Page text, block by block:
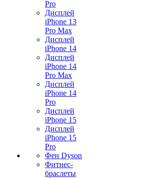
Pro
Дисплей
iPhone 13
Pro Max
Дисплей
iPhone 14
Дисплей
iPhone 14
Pro Max
Дисплей
iPhone 14
Pro
Дисплей
iPhone 15
Дисплей
iPhone 15
Pro
Фен Dyson
Фитнес-
браслеты